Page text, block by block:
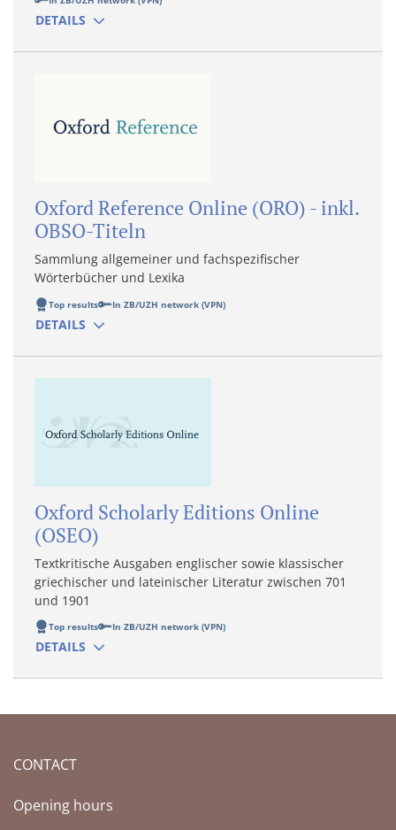
DETAILS
Oxford Reference Online (ORO) - inkl.
OBSO-Titeln
Sammlung allgemeiner und fachspezifischer
Wörterbücher und Lexika
DETAILS
Top results In ZB/UZH network (VPN)
Oxford Scholarly Editions Online
(OSEO)
Textkritische Ausgaben englischer sowie klassischer
griechischer und lateinischer Literatur zwischen 701
und 1901
DETAILS
Top results In ZB/UZH network (VPN)
CONTACT
Opening hours